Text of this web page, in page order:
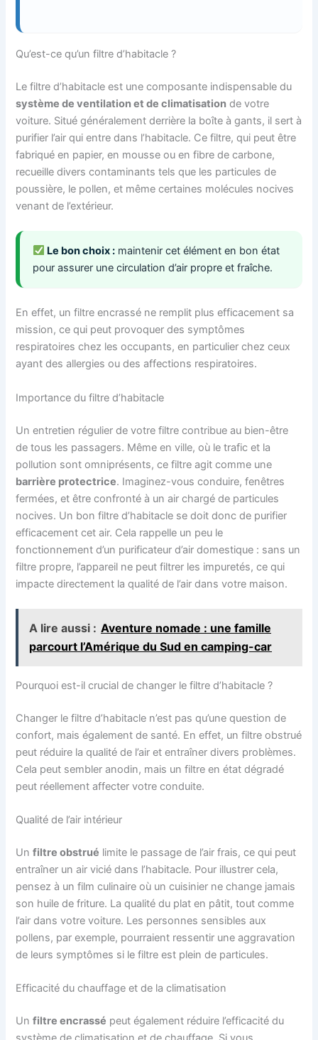
Qu’est-ce qu’un filtre d’habitacle ?
Le filtre d’habitacle est une composante indispensable du
système de ventilation et de climatisation de votre
voiture. Situé généralement derrière la boîte à gants, il sert à
purifier l’air qui entre dans l’habitacle. Ce filtre, qui peut être
fabriqué en papier, en mousse ou en fibre de carbone,
recueille divers contaminants tels que les particules de
poussière, le pollen, et même certaines molécules nocives
venant de l’extérieur.
Le bon choix : maintenir cet élément en bon état
pour assurer une circulation d’air propre et fraîche.
En effet, un filtre encrassé ne remplit plus efficacement sa
mission, ce qui peut provoquer des symptômes
respiratoires chez les occupants, en particulier chez ceux
ayant des allergies ou des affections respiratoires.
Importance du filtre d’habitacle
Un entretien régulier de votre filtre contribue au bien-être
de tous les passagers. Même en ville, où le trafic et la
pollution sont omniprésents, ce filtre agit comme une
barrière protectrice. Imaginez-vous conduire, fenêtres
fermées, et être confronté à un air chargé de particules
nocives. Un bon filtre d’habitacle se doit donc de purifier
efficacement cet air. Cela rappelle un peu le
fonctionnement d’un purificateur d’air domestique : sans un
filtre propre, l’appareil ne peut filtrer les impuretés, ce qui
impacte directement la qualité de l’air dans votre maison.
A lire aussi : Aventure nomade : une famille
parcourt l’Amérique du Sud en camping-car
Pourquoi est-il crucial de changer le filtre d’habitacle ?
Changer le filtre d’habitacle n’est pas qu’une question de
confort, mais également de santé. En effet, un filtre obstrué
peut réduire la qualité de l’air et entraîner divers problèmes.
Cela peut sembler anodin, mais un filtre en état dégradé
peut réellement affecter votre conduite.
Qualité de l’air intérieur
Unfiltre obstrué limite le passage de l’air frais, ce qui peut
entraîner un air vicié dans l’habitacle. Pour illustrer cela,
pensez à un film culinaire où un cuisinier ne change jamais
son huile de friture. La qualité du plat en pâtit, tout comme
l’air dans votre voiture. Les personnes sensibles aux
pollens, par exemple, pourraient ressentir une aggravation
de leurs symptômes si le filtre est plein de particules.
Efficacité du chauffage et de la climatisation
Unfiltre encrassé peut également réduire l’efficacité du